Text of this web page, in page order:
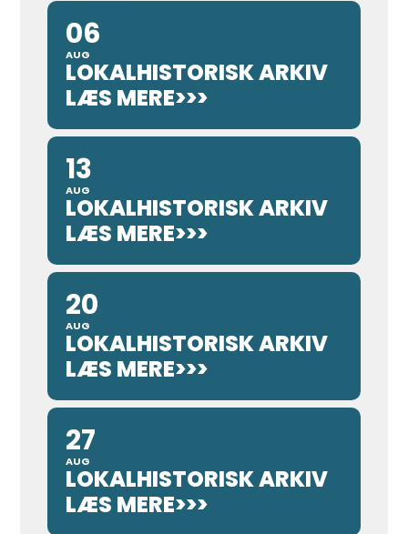
06
AUG
LOKALHISTORISK ARKIV
LÆS MERE>>>
13
AUG
LOKALHISTORISK ARKIV
LÆS MERE>>>
20
AUG
LOKALHISTORISK ARKIV
LÆS MERE>>>
27
AUG
LOKALHISTORISK ARKIV
LÆS MERE>>>